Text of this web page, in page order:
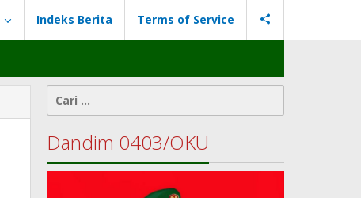
Indeks Berita Terms of Service
Cari
untuk:
Dandim 0403/OKU